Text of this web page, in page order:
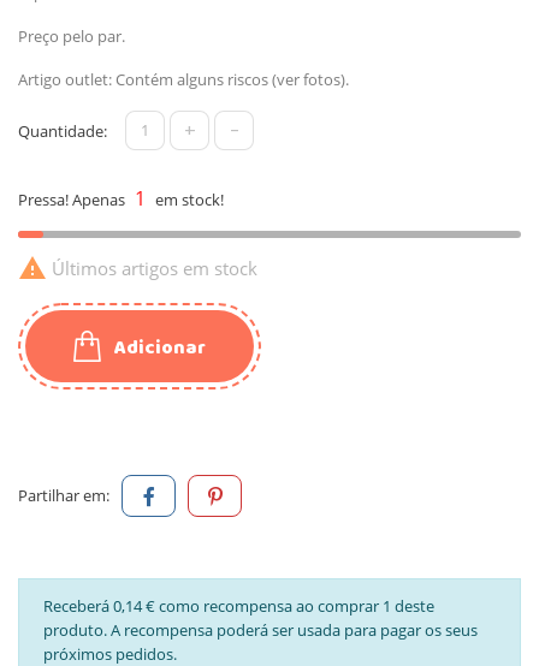
Preço pelo par.
Artigo outlet: Contém alguns riscos (ver fotos).
Quantidade: + -
Pressa! Apenas 1 em stock!
 Últimos artigos em stock
Adicionar
Partilhar em:
Receberá 0,14 € como recompensa ao comprar 1 deste
produto. A recompensa poderá ser usada para pagar os seus
próximos pedidos.